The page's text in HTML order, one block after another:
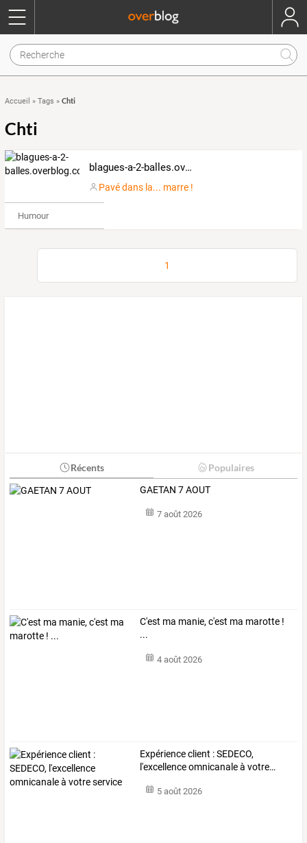
Accueil » Tags » Chti
Chti
blagues-a-2-balles.overblog.com
Pavé dans la... marre !
Humour
1
Récents Populaires
GAETAN 7 AOUT
7 août 2026
C'est ma manie, c'est ma marotte !
...
4 août 2026
Expérienceclient :SEDECO,
l'excellenceomnicanaleà votre…
5 août 2026